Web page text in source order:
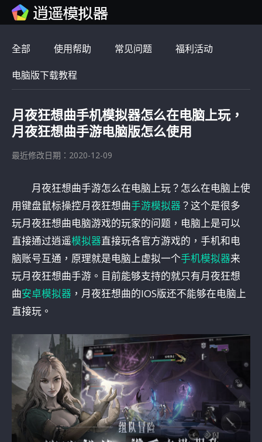
全部 使用帮助 常见问题 福利活动
电脑版下载教程
月夜狂想曲手机模拟器怎么在电脑上玩，
月夜狂想曲手游电脑版怎么使用
最近修改日期：2020-12-09
月夜狂想曲手游怎么在电脑上玩？怎么在电脑上使
用键盘鼠标操控月夜狂想曲手游模拟器 ？这个是很多
玩月夜狂想曲电脑游戏的玩家的问题，电脑上是可以
直接通过逍遥模拟器直接玩各官方游戏的，手机和电
脑账号互通，原理就是电脑上虚拟一个手机模拟器来
玩月夜狂想曲手游。目前能够支持的就只有月夜狂想
曲安卓模拟器 ，月夜狂想曲的IOS版还不能够在电脑上
直接玩。